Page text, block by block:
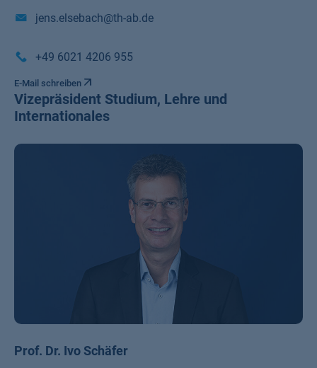
jens.elsebach@th-ab.de
+49 6021 4206 955
E-Mail schreiben
Vizepräsident Studium, Lehre und
Internationales
Prof. Dr. Ivo Schäfer